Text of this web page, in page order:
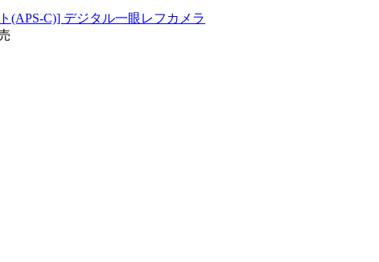
(APS-C)] デジタル一眼レフカメラ